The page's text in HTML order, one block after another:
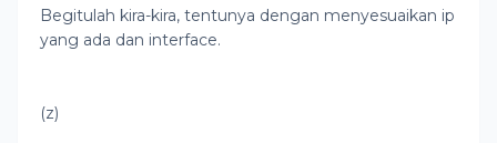
Begitulah kira-kira, tentunya dengan menyesuaikan ip
yang ada dan interface.
(z)